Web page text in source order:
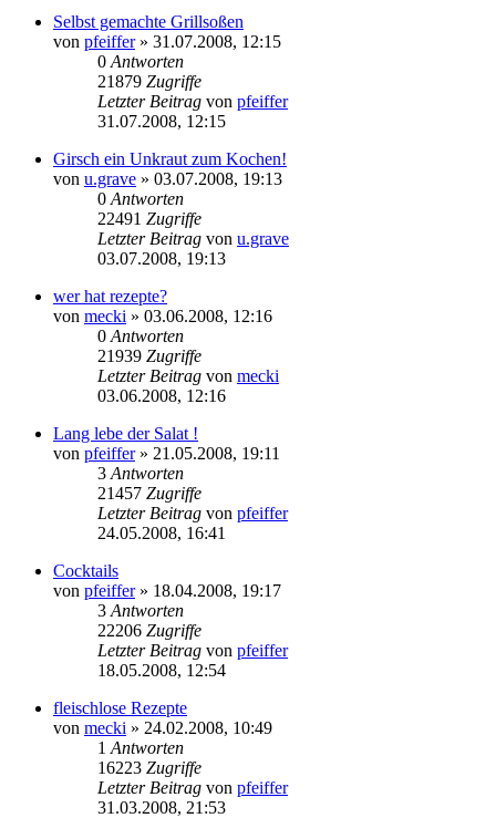
Selbst gemachte Grillsoßen
von pfeiffer» 31.07.2008, 12:15
0 Antworten
21879 Zugriffe
Letzter Beitrag von pfeiffer
31.07.2008, 12:15
Girsch ein Unkraut zum Kochen!
von u.grave » 03.07.2008, 19:13
0 Antworten
22491 Zugriffe
Letzter Beitrag von u.grave
03.07.2008, 19:13
wer hat rezepte?
von mecki » 03.06.2008, 12:16
0 Antworten
21939 Zugriffe
Letzter Beitrag von mecki
03.06.2008, 12:16
Lang lebe der Salat !
von pfeiffer» 21.05.2008, 19:11
3 Antworten
21457 Zugriffe
Letzter Beitrag von pfeiffer
24.05.2008, 16:41
Cocktails
von pfeiffer» 18.04.2008, 19:17
3 Antworten
22206 Zugriffe
Letzter Beitrag von pfeiffer
18.05.2008, 12:54
fleischlose Rezepte
von mecki » 24.02.2008, 10:49
1 Antworten
16223 Zugriffe
Letzter Beitrag von pfeiffer
31.03.2008, 21:53